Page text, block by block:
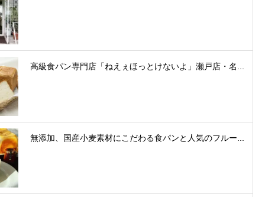
高級食パン専門店「ねえぇほっとけないよ」瀬戸店・名...
無添加、国産小麦素材にこだわる食パンと人気のフルー...